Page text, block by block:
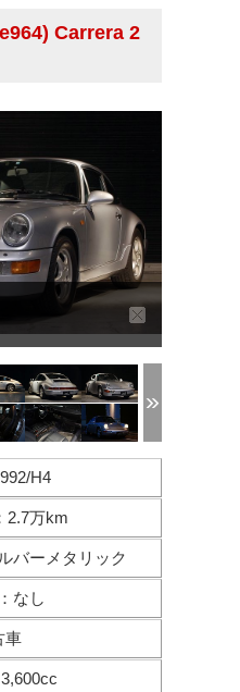
Carrera 2
H4
2.7万km
バーメタリック
： なし
車
3,600cc